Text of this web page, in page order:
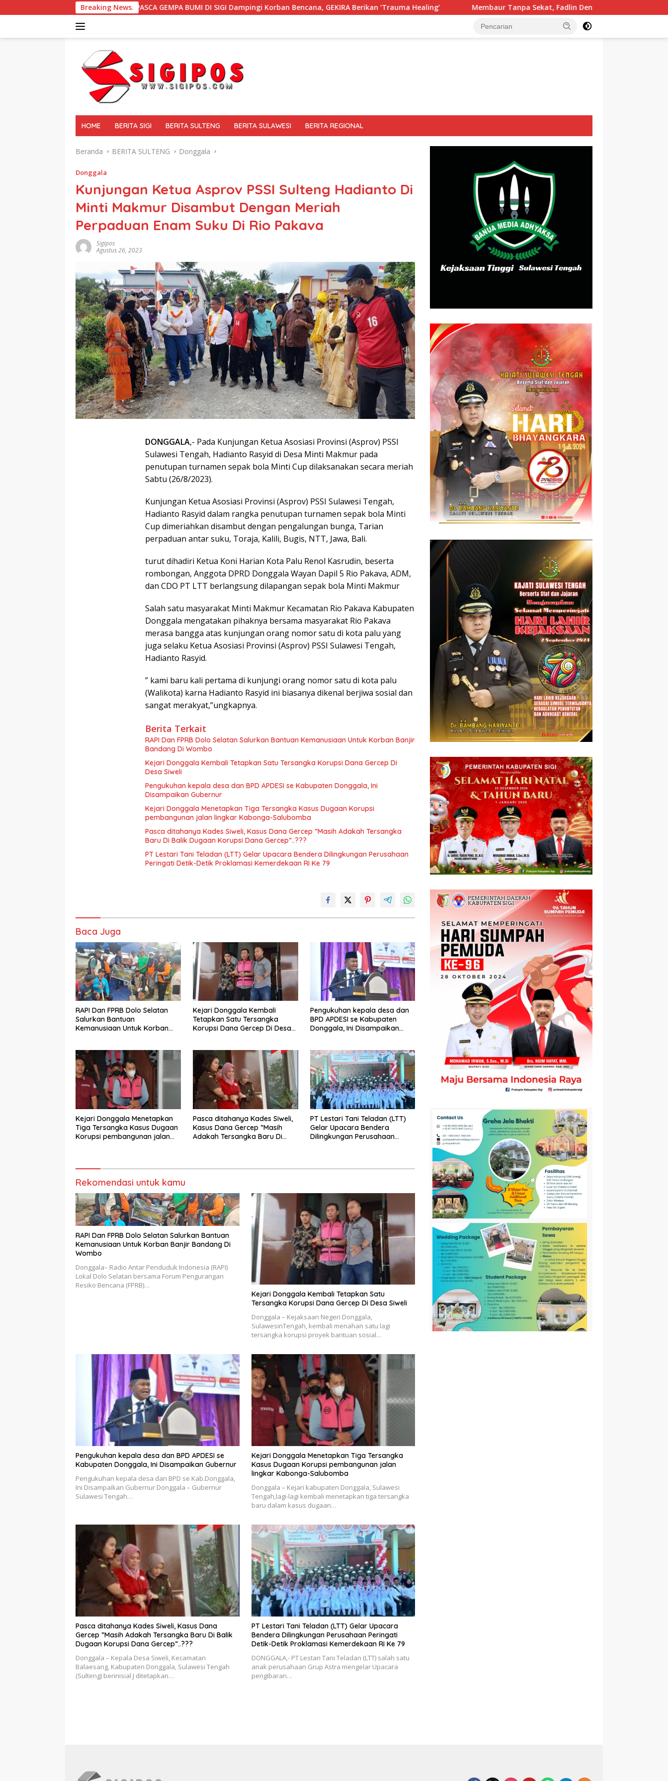
ke
Breaking News.
PASCA GEMPA BUMI DI SIGI Dampingi Korban Bencana, GEKIRA Berikan ‘Trauma Healing’ Membaur Tanpa Sekat, Fadlin Dengarkan Cerita dan Aspirasi Mualaf Desa Poi
HOME BERITA SIGI BERITA SULTENG BERITA SULAWESI BERITA REGIONAL
Beranda BERITA SULTENG Donggala
Donggala
Kunjungan Ketua Asprov PSSI Sulteng Hadianto Di
Minti Makmur Disambut Dengan Meriah
Perpaduan Enam Suku Di Rio Pakava
Sigipos
Agustus 26, 2023
DONGGALA,- Pada Kunjungan Ketua Asosiasi Provinsi (Asprov) PSSI
Sulawesi Tengah, Hadianto Rasyid di Desa Minti Makmur pada
penutupan turnamen sepak bola Minti Cup dilaksanakan secara meriah
Sabtu (26/8/2023).
Kunjungan Ketua Asosiasi Provinsi (Asprov) PSSI Sulawesi Tengah,
Hadianto Rasyid dalam rangka penutupan turnamen sepak bola Minti
Cup dimeriahkan disambut dengan pengalungan bunga, Tarian
perpaduan antar suku, Toraja, Kalili, Bugis, NTT, Jawa, Bali.
turut dihadiri Ketua Koni Harian Kota Palu Renol Kasrudin, beserta
rombongan, Anggota DPRD Donggala Wayan Dapil 5 Rio Pakava, ADM,
dan CDO PT LTT berlangsung dilapangan sepak bola Minti Makmur
Salah satu masyarakat Minti Makmur Kecamatan Rio Pakava Kabupaten
Donggala mengatakan pihaknya bersama masyarakat Rio Pakava
merasa bangga atas kunjungan orang nomor satu di kota palu yang
juga selaku Ketua Asosiasi Provinsi (Asprov) PSSI Sulawesi Tengah,
Hadianto Rasyid.
” kami baru kali pertama di kunjungi orang nomor satu di kota palu
(Walikota) karna Hadianto Rasyid ini biasanya dikenal berjiwa sosial dan
sangat merakyat,”ungkapnya.
Berita Terkait
RAPI Dan FPRB Dolo Selatan Salurkan Bantuan Kemanusiaan Untuk Korban Banjir
Bandang Di Wombo
Kejari Donggala Kembali Tetapkan Satu Tersangka Korupsi Dana Gercep Di
Desa Siweli
Pengukuhan kepala desa dan BPD APDESI se Kabupaten Donggala, Ini
Disampaikan Gubernur
Kejari Donggala Menetapkan Tiga Tersangka Kasus Dugaan Korupsi
pembangunan jalan lingkar Kabonga-Salubomba
Pasca ditahanya Kades Siweli, Kasus Dana Gercep ”Masih Adakah Tersangka
Baru Di Balik Dugaan Korupsi Dana Gercep”..???
PT Lestari Tani Teladan (LTT) Gelar Upacara Bendera Dilingkungan Perusahaan
Peringati Detik-Detik Proklamasi Kemerdekaan RI Ke 79
Baca Juga
RAPI Dan FPRB Dolo Selatan
Salurkan Bantuan
Kemanusiaan Untuk Korban
Kejari Donggala Kembali
Tetapkan Satu Tersangka
Korupsi Dana Gercep Di Desa
Pengukuhan kepala desa dan
BPD APDESI se Kabupaten
Donggala, Ini Disampaikan
Kejari Donggala Menetapkan
Tiga Tersangka Kasus Dugaan
Korupsi pembangunan jalan
Pasca ditahanya Kades Siweli,
Kasus Dana Gercep ”Masih
Adakah Tersangka Baru Di
PT Lestari Tani Teladan (LTT)
Gelar Upacara Bendera
Dilingkungan Perusahaan
Rekomendasi untuk kamu
RAPI Dan FPRB Dolo Selatan Salurkan Bantuan
Kemanusiaan Untuk Korban Banjir Bandang Di
Wombo
Donggala– Radio Antar Penduduk Indonesia (RAPI)
Lokal Dolo Selatan bersama Forum Pengurangan
Resiko Bencana (FPRB)…
Kejari Donggala Kembali Tetapkan Satu
Tersangka Korupsi Dana Gercep Di Desa Siweli
Donggala – Kejaksaan Negeri Donggala,
SulawesinTengah, kembali menahan satu lagi
tersangka korupsi proyek bantuan sosial…
Pengukuhan kepala desa dan BPD APDESI se
Kabupaten Donggala, Ini Disampaikan Gubernur
Pengukuhan kepala desa dan BPD se Kab.Donggala,
Ini Disampaikan Gubernur Donggala – Gubernur
Sulawesi Tengah…
Kejari Donggala Menetapkan Tiga Tersangka
Kasus Dugaan Korupsi pembangunan jalan
lingkar Kabonga-Salubomba
Donggala – Kejari kabupaten Donggala, Sulawesi
Tengah,lagi-lagi kembali menetapkan tiga tersangka
baru dalam kasus dugaan…
Pasca ditahanya Kades Siweli, Kasus Dana
Gercep ”Masih Adakah Tersangka Baru Di Balik
Dugaan Korupsi Dana Gercep”..???
Donggala – Kepala Desa Siweli, Kecamatan
Balaesang, Kabupaten Donggala, Sulawesi Tengah
(Sulteng) berinisial J ditetapkan…
PT Lestari Tani Teladan (LTT) Gelar Upacara
Bendera Dilingkungan Perusahaan Peringati
Detik-Detik Proklamasi Kemerdekaan RI Ke 79
DONGGALA,- PT Lestari Tani Teladan (LTT) salah satu
anak perusahaan Grup Astra mengelar Upacara
pengibaran…